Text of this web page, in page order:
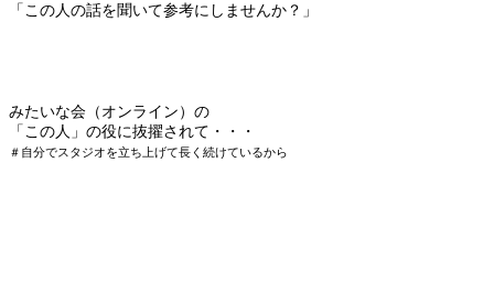
「この人の話を聞いて参考にしませんか？」
みたいな会（オンライン）の
「この人」の役に抜擢されて・・・
＃自分でスタジオを立ち上げて長く続けているから